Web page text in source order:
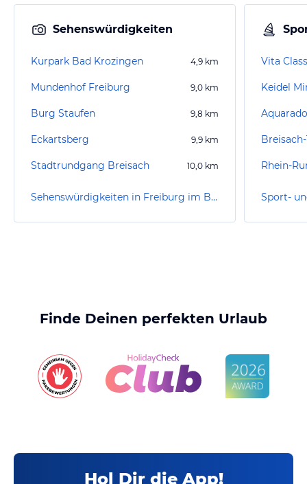
Sehenswürdigkeiten
Kurpark Bad Krozingen 4,9 km
Mundenhof Freiburg 9,0 km
Burg Staufen 9,8 km
Eckartsberg 9,9 km
Stadtrundgang Breisach 10,0 km
Sehenswürdigkeiten in Freiburg im Breisgau
Vita
Rhein-
Finde Deinen perfekten Urlaub
Hol Dir die App!